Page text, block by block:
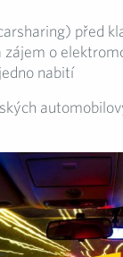
před
o
nabití